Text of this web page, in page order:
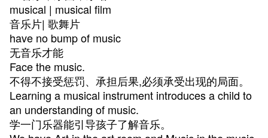
musical | musical film
音乐片| 歌舞片
have no bump of music
无音乐才能
Face the music.
不得不接受惩罚、承担后果,必须承受出现的局面。
Learning a musical instrument introduces a child to
an understanding of music.
学一门乐器能引导孩子了解音乐。